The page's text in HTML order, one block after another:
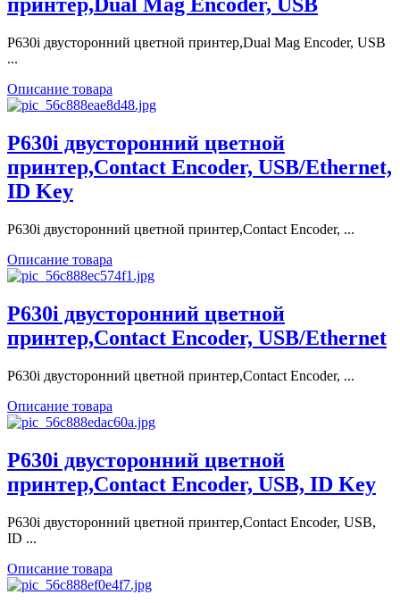
принтер,Dual Mag Encoder, USB
P630i двусторонний цветной принтер,Dual Mag Encoder, USB
...
Описание товара
P630i двусторонний цветной
принтер,Contact Encoder, USB/Ethernet,
ID Key
P630i двусторонний цветной принтер,Contact Encoder, ...
Описание товара
P630i двусторонний цветной
принтер,Contact Encoder, USB/Ethernet
P630i двусторонний цветной принтер,Contact Encoder, ...
Описание товара
P630i двусторонний цветной
принтер,Contact Encoder, USB, ID Key
P630i двусторонний цветной принтер,Contact Encoder, USB,
ID ...
Описание товара